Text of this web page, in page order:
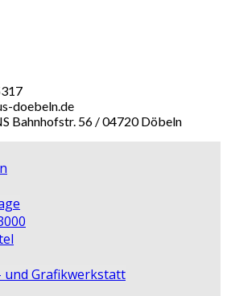
doebeln.de
Bahnhofstr. 56 / 04720 Döbeln
und Grafikwerkstatt